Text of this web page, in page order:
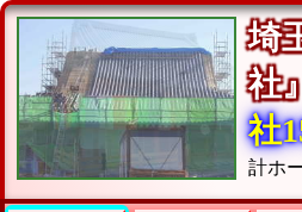
埼
社
社
計ホ